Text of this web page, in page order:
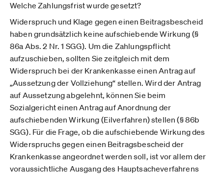
Welche Zahlungsfrist wurde gesetzt?
Widerspruch und Klage gegen einen Beitragsbescheid
haben grundsätzlich keine aufschiebende Wirkung (§
86a Abs. 2 Nr. 1 SGG). Um die Zahlungspflicht
aufzuschieben, sollten Sie zeitgleich mit dem
Widerspruch bei der Krankenkasse einen Antrag auf
„Aussetzung der Vollziehung“ stellen. Wird der Antrag
auf Aussetzung abgelehnt, können Sie beim
Sozialgericht einen Antrag auf Anordnung der
aufschiebenden Wirkung (Eilverfahren) stellen (§ 86b
SGG). Für die Frage, ob die aufschiebende Wirkung des
Widerspruchs gegen einen Beitragsbescheid der
Krankenkasse angeordnet werden soll, ist vor allem der
voraussichtliche Ausgang des Hauptsacheverfahrens